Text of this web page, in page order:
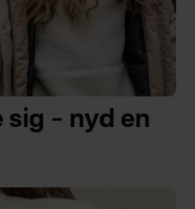
– nyd en